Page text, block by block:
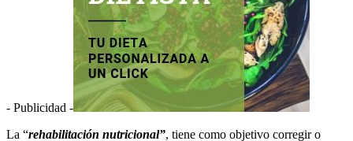
- Publicidad -
La “rehabilitación nutricional”, tiene como objetivo corregir o